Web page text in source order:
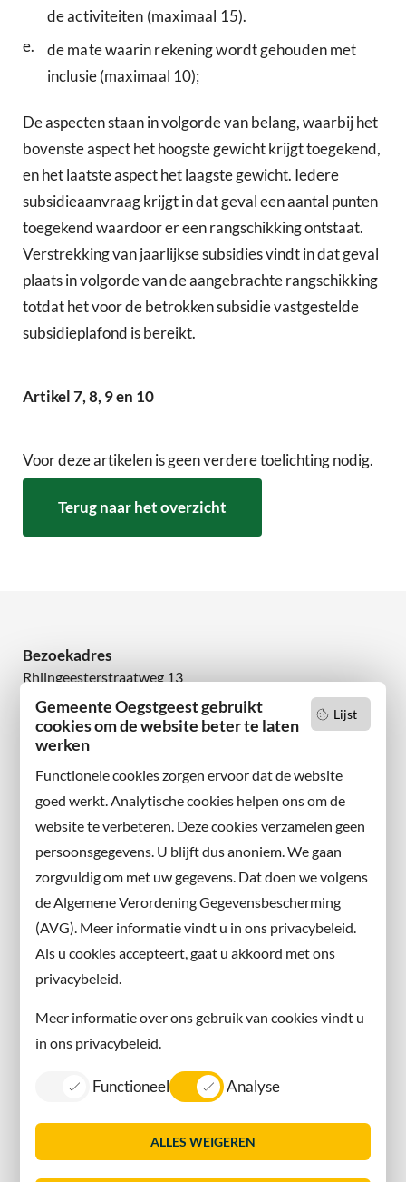
Lijst
Gemeente Oegstgeest gebruikt
cookies om de website beter te laten
werken
Functionele cookies zorgen ervoor dat de website
goed werkt. Analytische cookies helpen ons om de
website te verbeteren. Deze cookies verzamelen geen
persoonsgegevens. U blijft dus anoniem. We gaan
zorgvuldig om met uw gegevens. Dat doen we volgens
de Algemene Verordening Gegevensbescherming
(AVG). Meer informatie vindt u in ons privacybeleid.
Als u cookies accepteert, gaat u akkoord met ons
privacybeleid.
Meer informatie over ons gebruik van cookies vindt u
in ons privacybeleid.
Functioneel Analyse
ALLES WEIGEREN
de activiteiten (maximaal 15).
e.
de mate waarin rekening wordt gehouden met
inclusie (maximaal 10);
De aspecten staan in volgorde van belang, waarbij het
bovenste aspect het hoogste gewicht krijgt toegekend,
en het laatste aspect het laagste gewicht. Iedere
subsidieaanvraag krijgt in dat geval een aantal punten
toegekend waardoor er een rangschikking ontstaat.
Verstrekking van jaarlijkse subsidies vindt in dat geval
plaats in volgorde van de aangebrachte rangschikking
totdat het voor de betrokken subsidie vastgestelde
subsidieplafond is bereikt.
Artikel 7, 8, 9 en 10
Voor deze artikelen is geen verdere toelichting nodig.
Terug naar het overzicht
Bezoekadres
Rhijngeesterstraatweg 13
2342 AN Oegstgeest
Wilt u niets missen?
en volg ons ook op sociale media.
Facebook
X
Instagram
Contact met de gemeente
Contact
Information in English
Sitemap
Toegankelijkheid